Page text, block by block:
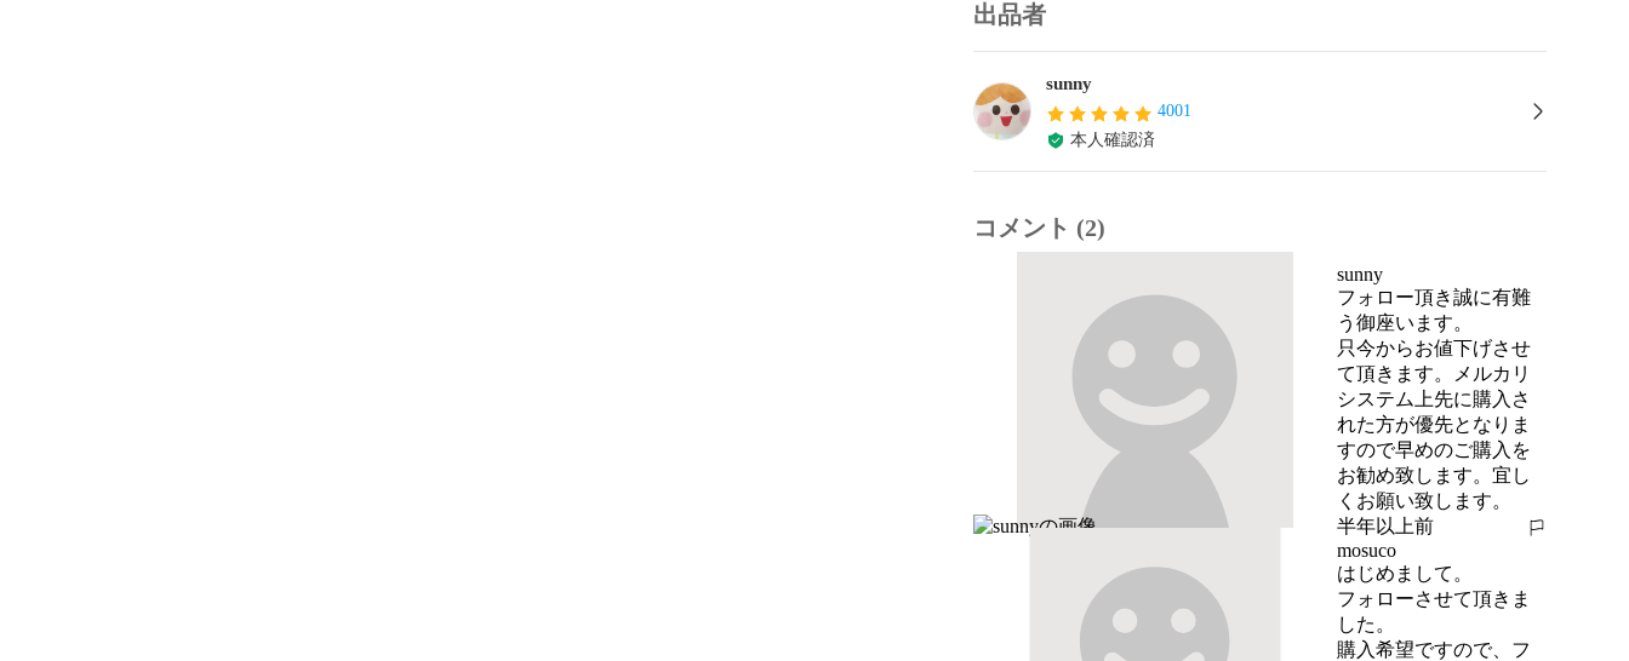
出品者
sunny
4001
本人確認済
コメント (2)
sunny
フォロー頂き誠に有難
う御座います。
只今からお値下げさせ
て頂きます。メルカリ
システム上先に購入さ
れた方が優先となりま
すので早めのご購入を
お勧め致します。宜し
くお願い致します。
半年以上前
報告する
mosuco
はじめまして。
フォローさせて頂きま
した。
購入希望ですので、フ